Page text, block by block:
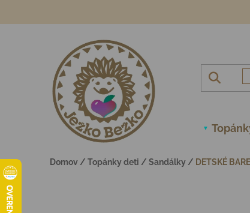
Domov / Topánky deti / Sandálky / DETSKÉ